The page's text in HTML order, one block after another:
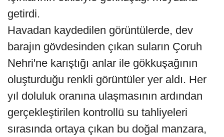
getirdi.
Havadan kaydedilen görüntülerde, dev
barajın gövdesinden çıkan suların Çoruh
Nehri'ne karıştığı anlar ile gökkuşağının
oluşturduğu renkli görüntüler yer aldı. Her
yıl doluluk oranına ulaşmasının ardından
gerçekleştirilen kontrollü su tahliyeleri
sırasında ortaya çıkan bu doğal manzara,